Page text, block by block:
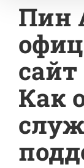
Пин
Как